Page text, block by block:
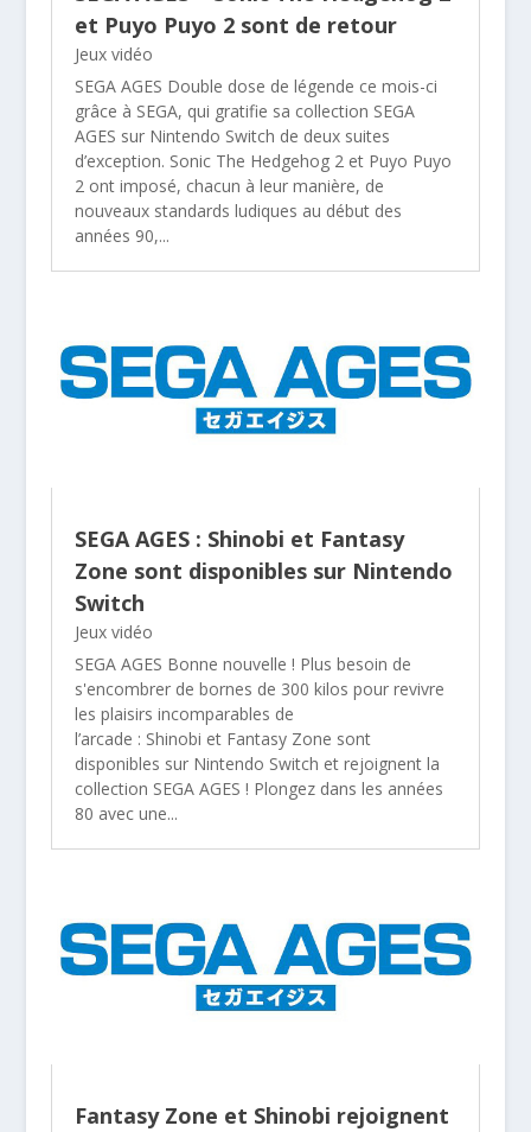
et Puyo Puyo 2 sont de retour
Jeux vidéo
SEGA AGES Double dose de légende ce mois-ci
grâce à SEGA, qui gratifie sa collection SEGA
AGES sur Nintendo Switch de deux suites
d’exception. Sonic The Hedgehog 2 et Puyo Puyo
2 ont imposé, chacun à leur manière, de
nouveaux standards ludiques au début des
années 90,...
SEGA AGES : Shinobi et Fantasy
Zone sont disponibles sur Nintendo
Switch
Jeux vidéo
SEGA AGES Bonne nouvelle ! Plus besoin de
s'encombrer de bornes de 300 kilos pour revivre
les plaisirs incomparables de
l’arcade : Shinobi et Fantasy Zone sont
disponibles sur Nintendo Switch et rejoignent la
collection SEGA AGES ! Plongez dans les années
80 avec une...
Fantasy Zone et Shinobi rejoignent